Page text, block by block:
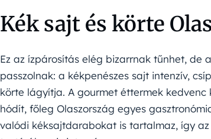
Kék sajt és körte
Ez az ízpárosítás elég bizarrnak tűnhet, de
passzolnak: a kékpenészes sajt intenzív,
körte lágyítja. A gourmet éttermek
hódít, főleg Olaszország egyes
valódi kéksajtdarabokat is tartalmaz, így